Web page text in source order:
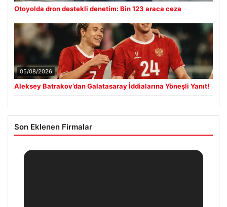
Otoyolda dron destekli denetim: Bin 123 araca ceza
05/08/2026
Aleksey Batrakov’dan Galatasaray İddialarına Yöneşli Yanıt!
Son Eklenen Firmalar